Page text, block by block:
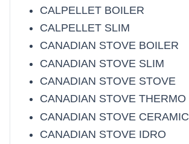
CALPELLET BOILER
CALPELLET SLIM
CANADIAN STOVE BOILER
CANADIAN STOVE SLIM
CANADIAN STOVE STOVE
CANADIAN STOVE THERMO
CANADIAN STOVE CERAMIC
CANADIAN STOVE IDRO